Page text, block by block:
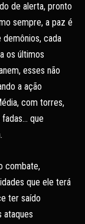
de alerta, pronto
sempre, a paz é
demônios, cada
os últimos
esses não
a ação
com torres,
que
combate,
que ele terá
ter saído
ataques